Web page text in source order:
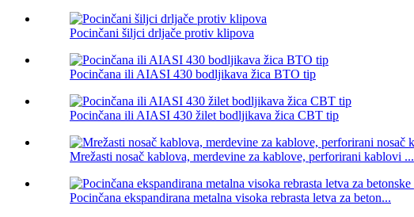
Pocinčani šiljci drljače protiv klipova
Pocinčana ili AIASI 430 bodljikava žica BTO tip
Pocinčana ili AIASI 430 žilet bodljikava žica CBT tip
Mrežasti nosač kablova, merdevine za kablove, perforirani kablovi ...
Pocinčana ekspandirana metalna visoka rebrasta letva za beton...